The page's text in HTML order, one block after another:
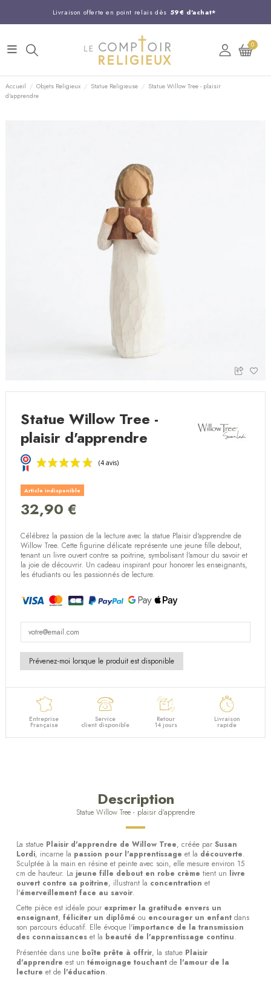
Livraison offerte en point relais dès 59€ d'achat*
Entreprise Française familiale
Support client disponible au 03 20 24 74 15
Commandez avant 14H, expédition le jour même !
0
Accueil Objets Religieux Statue Religieuse
Statue Willow Tree - plaisir
d'apprendre
Statue Willow Tree -
plaisir d'apprendre
(4 avis)
Article indisponible
32,90 €
Célébrez la passion de la lecture avec la statue Plaisir d'apprendre de
Willow Tree. Cettefigurine délicate représente une jeune fille debout,
tenant un livre ouvert contre sa poitrine, symbolisant l'amour du savoir et
la joie de découvrir. Uncadeau inspirant pour honorer lesenseignants,
les étudiants ou les passionnés de lecture.
Entreprise
Française
Service
client disponible
Retour
14 jours
Livraison
rapide
Description
Statue Willow Tree - plaisir d'apprendre
La statue Plaisir d'apprendre de Willow Tree, créée par Susan
Lordi, incarne la passion pour l'apprentissage et la découverte.
Sculptée à la main en résine et peinte avec soin, elle mesure environ 15
cm de hauteur. La jeune fille debout en robe crème tient un livre
ouvert contre sa poitrine, illustrant la concentration et
l'émerveillement face au savoir.
Cette pièce est idéale pour exprimer la gratitude envers un
enseignant, féliciter un diplômé ou encourager un enfant dans
son parcours éducatif. Elle évoque l'importance de la transmission
des connaissances et la beauté de l'apprentissage continu.
Présentée dans une boîte prête à offrir, la statue Plaisir
d'apprendre est un témoignage touchant de l'amour de la
lecture et de l'éducation.